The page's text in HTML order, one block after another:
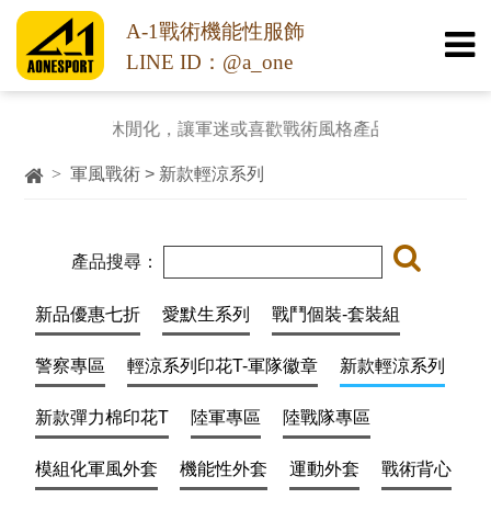
A-1戰術機能性服飾
LINE ID：@a_one
戰術服裝休閒化，讓軍迷或喜歡戰術風格產品消費者都能用
> 軍風戰術 > 新款輕涼系列
產品搜尋：
新品優惠七折 愛默生系列 戰鬥個裝-套裝組
警察專區 輕涼系列印花T-軍隊徽章 新款輕涼系列
新款彈力棉印花T 陸軍專區 陸戰隊專區
模組化軍風外套 機能性外套 運動外套 戰術背心